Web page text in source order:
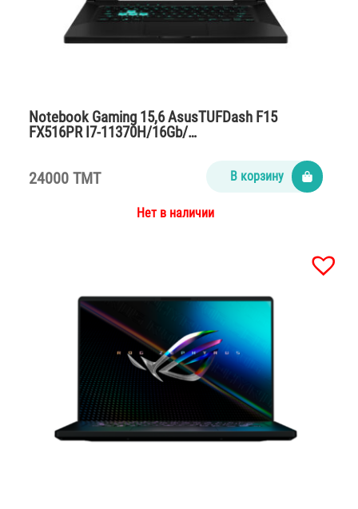
Notebook Gaming 15,6 AsusTUFDash F15
FX516PR I7-11370H/16Gb/…
24000 TMT В корзину
Нет в наличии